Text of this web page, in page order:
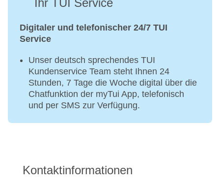
Ihr TUI Service
Digitaler und telefonischer 24/7 TUI
Service
Unser deutsch sprechendes TUI
Kundenservice Team steht Ihnen 24
Stunden, 7 Tage die Woche digital über die
Chatfunktion der myTui App, telefonisch
und per SMS zur Verfügung.
Kontaktinformationen